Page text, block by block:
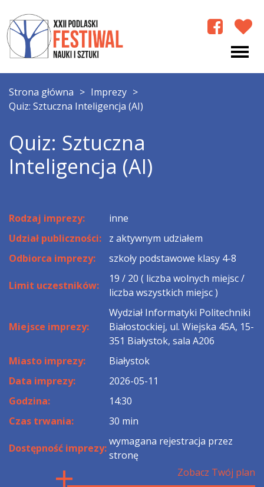
Strona główna > Imprezy >
Quiz: Sztuczna Inteligencja (AI)
Quiz: Sztuczna
Inteligencja (AI)
Rodzaj imprezy:
inne
Udział publiczności:
z aktywnym udziałem
Odbiorca imprezy:
szkoły podstawowe klasy 4-8
Limit uczestników:
19 / 20 ( liczba wolnych miejsc /
liczba wszystkich miejsc )
Miejsce imprezy:
Wydział Informatyki Politechniki
Białostockiej, ul. Wiejska 45A, 15-
351 Białystok, sala A206
Miasto imprezy:
Białystok
Data imprezy:
2026-05-11
Godzina:
14:30
Czas trwania:
30 min
Dostępność imprezy:
wymagana rejestracja przez
stronę
Zobacz Twój plan